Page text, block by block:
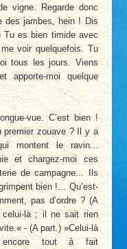
vigne. Regarde donc
des jambes, hein ! Dis
es bien timide avec
voir quelquefois. Tu
tous les jours. Viens
moi quelque
vue. C’est bien !
premier zouave ? Il y a
montent le ravin...
et chargez-moi ces
de campagne... Ils
bien !... Qu’est-
pas d’ordre ? (A
celui-là ; il ne sait rien
- (A part.) »Celui-là
tout à fait